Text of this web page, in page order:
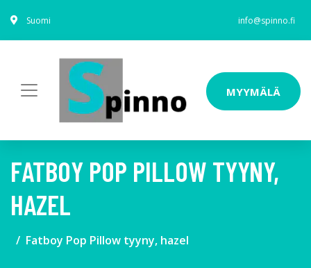
Suomi info@spinno.fi
MYYMÄLÄ
FATBOY POP PILLOW TYYNY,
HAZEL
Fatboy Pop Pillow tyyny, hazel